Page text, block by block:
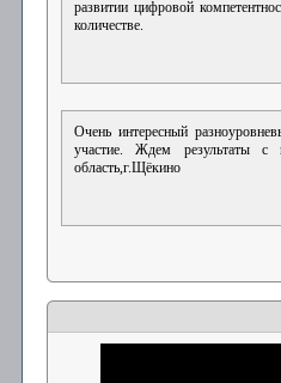
развитии цифровой
количестве.
Очень интересный
участие. Ждем результаты с
область,г.Щёкино